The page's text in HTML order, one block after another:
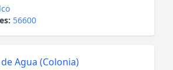
56600
de Agua (Colonia)